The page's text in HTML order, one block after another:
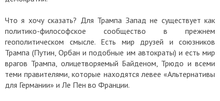
Что я хочу сказать? Для Трампа Запад не существует как
политико-философское сообщество в прежнем
геополитическом смысле. Есть мир друзей и союзников
Трампа (Путин, Орбан и подобные им автократы) и есть мир
врагов Трампа, олицетворяемый Байденом, Трюдо и всеми
теми правителями, которые находятся левее «Альтернативы
для Германии» и Ле Пен во Франции.